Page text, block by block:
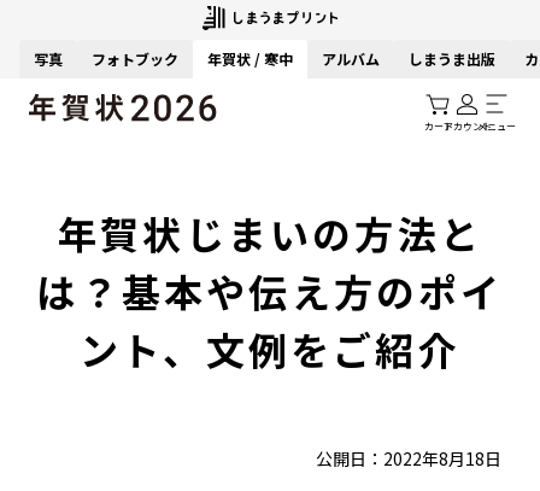
写真 フォトブック 年賀状 / 寒中 アルバム しまうま出版
カートアカウントメニュー
年賀状じまいの方法と
は？基本や伝え方のポイ
ント、文例をご紹介
公開日：2022年8月18日